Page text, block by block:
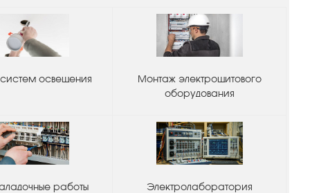
освещения
Монтаж электрощитового
оборудования
работы Электролаборатория